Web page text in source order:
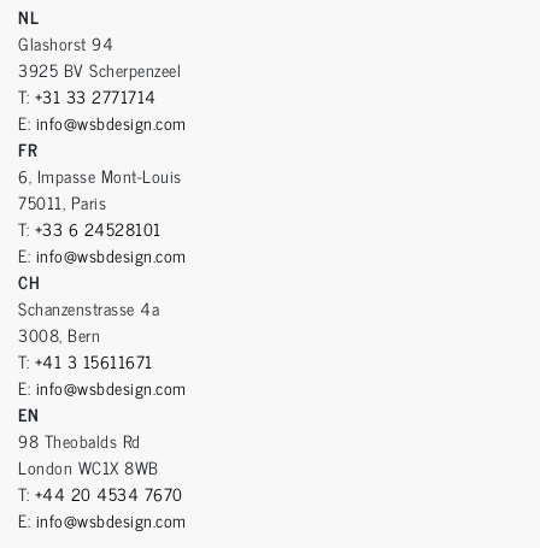
NL
Glashorst 94
3925 BV Scherpenzeel
T: +31 33 2771714
E: info@wsbdesign.com
FR
6, Impasse Mont-Louis
75011, Paris
T: +33 6 24528101
E: info@wsbdesign.com
CH
Schanzenstrasse 4a
3008, Bern
T: +41 3 15611671
E: info@wsbdesign.com
EN
98 Theobalds Rd
London WC1X 8WB
T: +44 20 4534 7670
E: info@wsbdesign.com